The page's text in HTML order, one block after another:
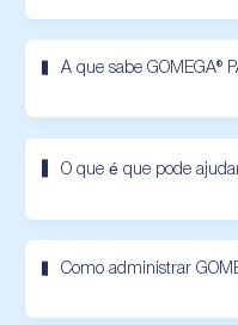
A que sabe GOMEGA®
O que é que pode
Como administrar